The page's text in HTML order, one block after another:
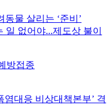
물 살리는 ‘준비’
없어야...제도상 불이
방접종
대응 비상대책본부’ 격